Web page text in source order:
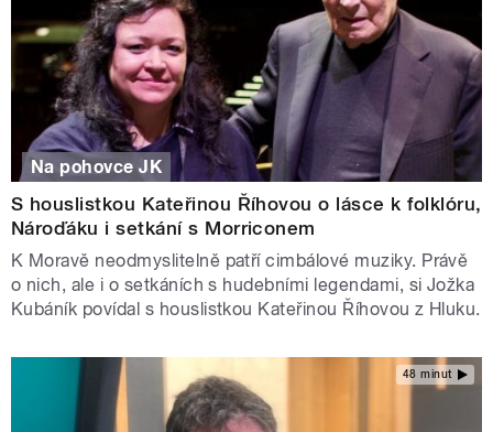
Na pohovce JK
S houslistkou Kateřinou Říhovou o lásce k folklóru,
Nároďáku i setkání s Morriconem
K Moravě neodmyslitelně patří cimbálové muziky. Právě
o nich, ale i o setkáních s hudebními legendami, si Jožka
Kubáník povídal s houslistkou Kateřinou Říhovou z Hluku.
48 minut